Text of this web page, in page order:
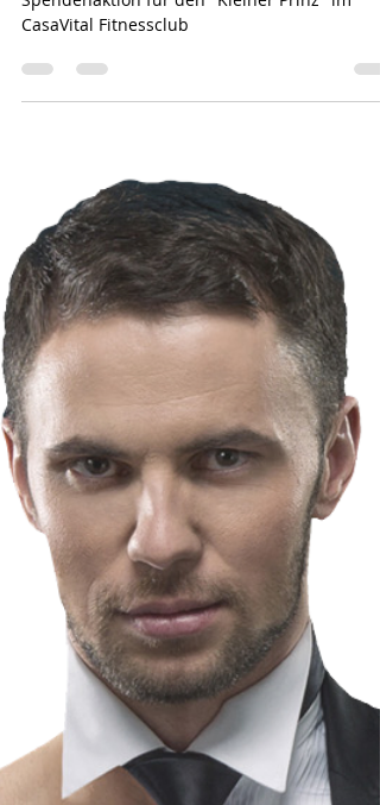
CasaVital ...
Spendenaktion für den "Kleiner Prinz" im